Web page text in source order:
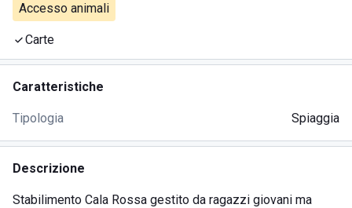
Accesso animali
Carte
Caratteristiche
Tipologia Spiaggia
Descrizione
Stabilimento Cala Rossa gestito da ragazzi giovani ma